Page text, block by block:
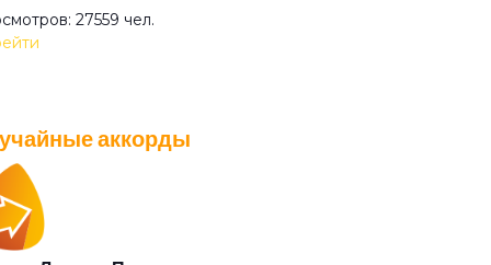
27559 чел.
— Плохо танцевать: аккорды
26037 чел.
аккорды